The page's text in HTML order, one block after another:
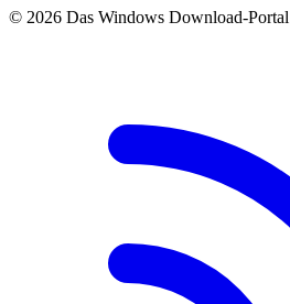
© 2026 Das Windows Download-Portal